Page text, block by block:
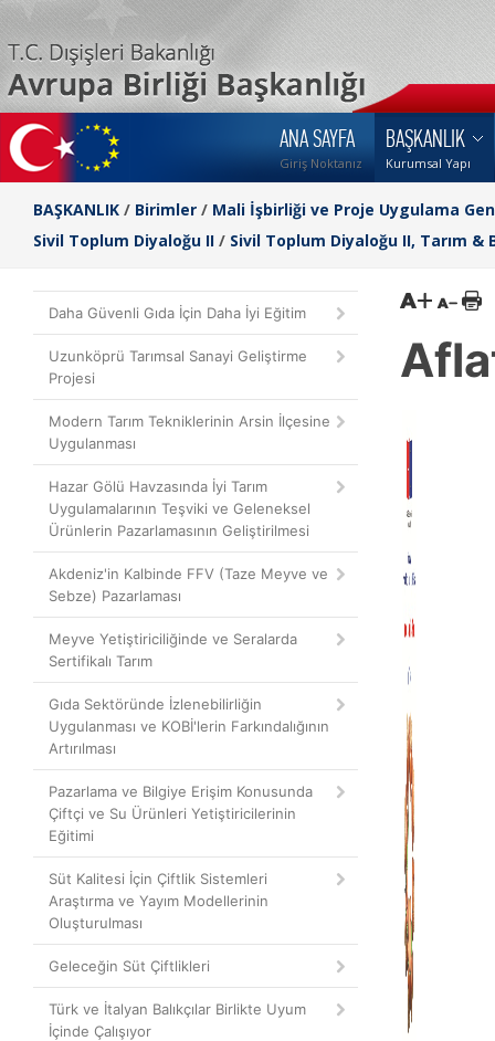
ANA SAYFA
Giriş Noktanız
BAŞKANLIK
Kurumsal Yapı
BAŞKANLIK / Birimler / Mali İşbirliği ve Proje Uygulama
Sivil Toplum Diyaloğu II / Sivil Toplum Diyaloğu II, Tarım &
Daha Güvenli Gıda İçin Daha İyi Eğitim
Uzunköprü Tarımsal Sanayi Geliştirme
Projesi
Modern Tarım Tekniklerinin Arsin İlçesine
Uygulanması
Hazar Gölü Havzasında İyi Tarım
Uygulamalarının Teşviki ve Geleneksel
Ürünlerin Pazarlamasının Geliştirilmesi
Akdeniz'in Kalbinde FFV (Taze Meyve ve
Sebze) Pazarlaması
Meyve Yetiştiriciliğinde ve Seralarda
Sertifikalı Tarım
Gıda Sektöründe İzlenebilirliğin
Uygulanması ve KOBİ'lerin Farkındalığının
Artırılması
Pazarlama ve Bilgiye Erişim Konusunda
Çiftçi ve Su Ürünleri Yetiştiricilerinin
Eğitimi
Süt Kalitesi İçin Çiftlik Sistemleri
Araştırma ve Yayım Modellerinin
Oluşturulması
Geleceğin Süt Çiftlikleri
Türk ve İtalyan Balıkçılar Birlikte Uyum
İçinde Çalışıyor